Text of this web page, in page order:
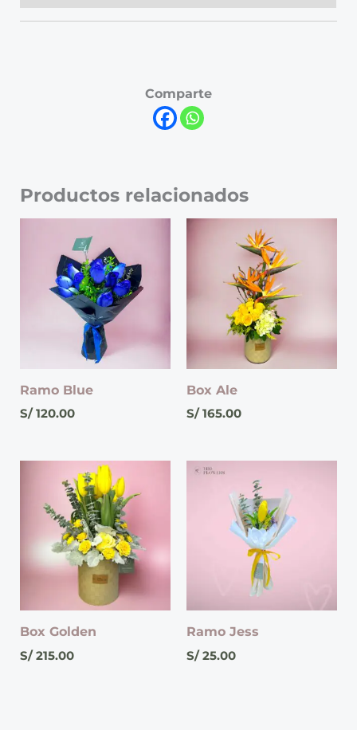
Comparte
Productos relacionados
Ramo Blue
S/120.00
Box Ale
S/165.00
Box Golden
S/215.00
Ramo Jess
S/25.00